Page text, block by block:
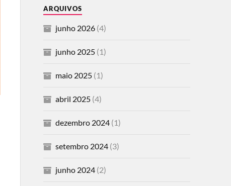
ARQUIVOS
junho 2026(4)
junho 2025(1)
maio 2025(1)
abril 2025(4)
dezembro 2024(1)
setembro 2024(3)
junho 2024(2)